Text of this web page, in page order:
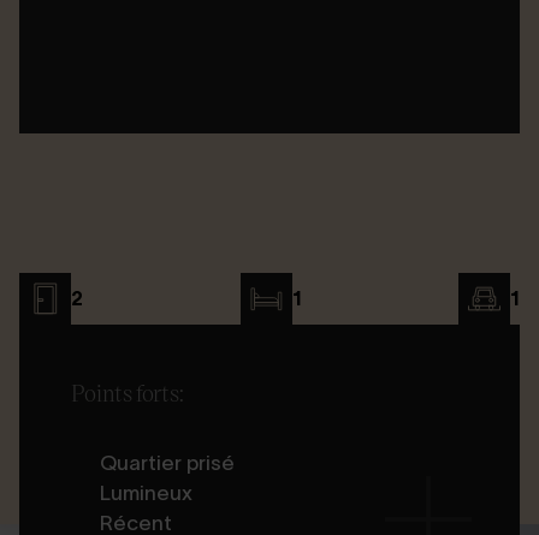
2 1 1
Points forts:
Quartier prisé
Lumineux
Récent